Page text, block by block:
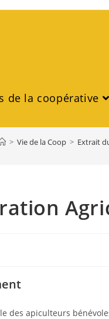
de la coopérative
> Vie de la Coop > Extrait
des apiculteurs